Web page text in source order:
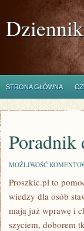
STRONA GŁÓWNA
Poradnik
MOŻLIWOŚĆ
Proszkic.pl to
wiedzy dla osób
mają już wprawę i
szyciem, doborem